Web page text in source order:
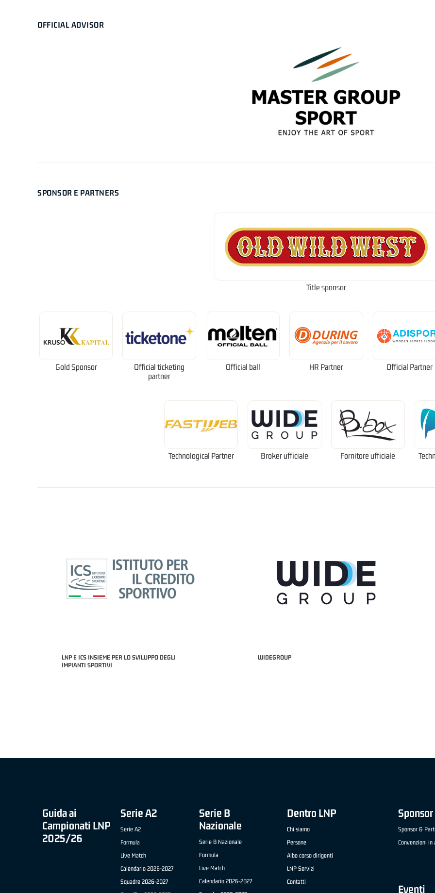
OFFICIAL ADVISOR
SPONSOR E PARTNERS
Title sponsor
Gold Sponsor
Official ticketing
partner
Official ball HR Partner Official Partner
Technological Partner Broker ufficiale Fornitore ufficiale
LNP E ICS INSIEME PER LO SVILUPPO DEGLI
IMPIANTI SPORTIVI
WIDEGROUP
Guida ai
Campionati LNP
2025/26
Serie A2
Serie A2
Formula
Live Match
Calendario 2026-2027
Squadre 2026-2027
Serie B
Nazionale
Serie B Nazionale
Formula
Live Match
Calendario 2026-2027
Dentro LNP
Chi siamo
Persone
Albo corso dirigenti
LNP Servizi
Contatti
Sponsor &
Convenzioni in
Eventi